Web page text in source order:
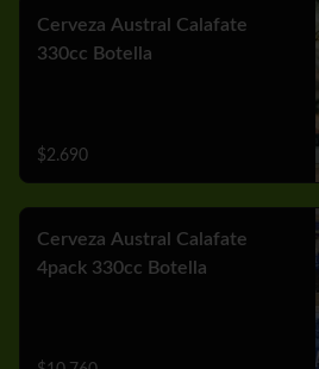
Cerveza Austral Calafate
330cc Botella
$2.690
Cerveza Austral Calafate
4pack 330cc Botella